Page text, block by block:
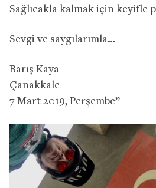
Sağlıcakla kalmak için keyifle
Sevgi ve saygılarımla…
Barış Kaya
Çanakkale
7 Mart 2019, Perşembe”